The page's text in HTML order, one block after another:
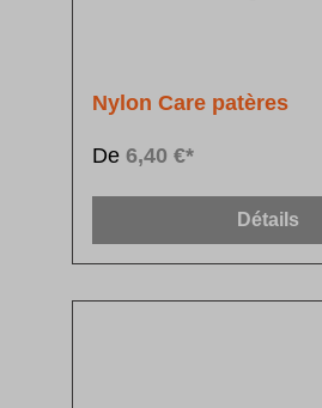
Nylon Care patères
De 6,40 €*
Détails